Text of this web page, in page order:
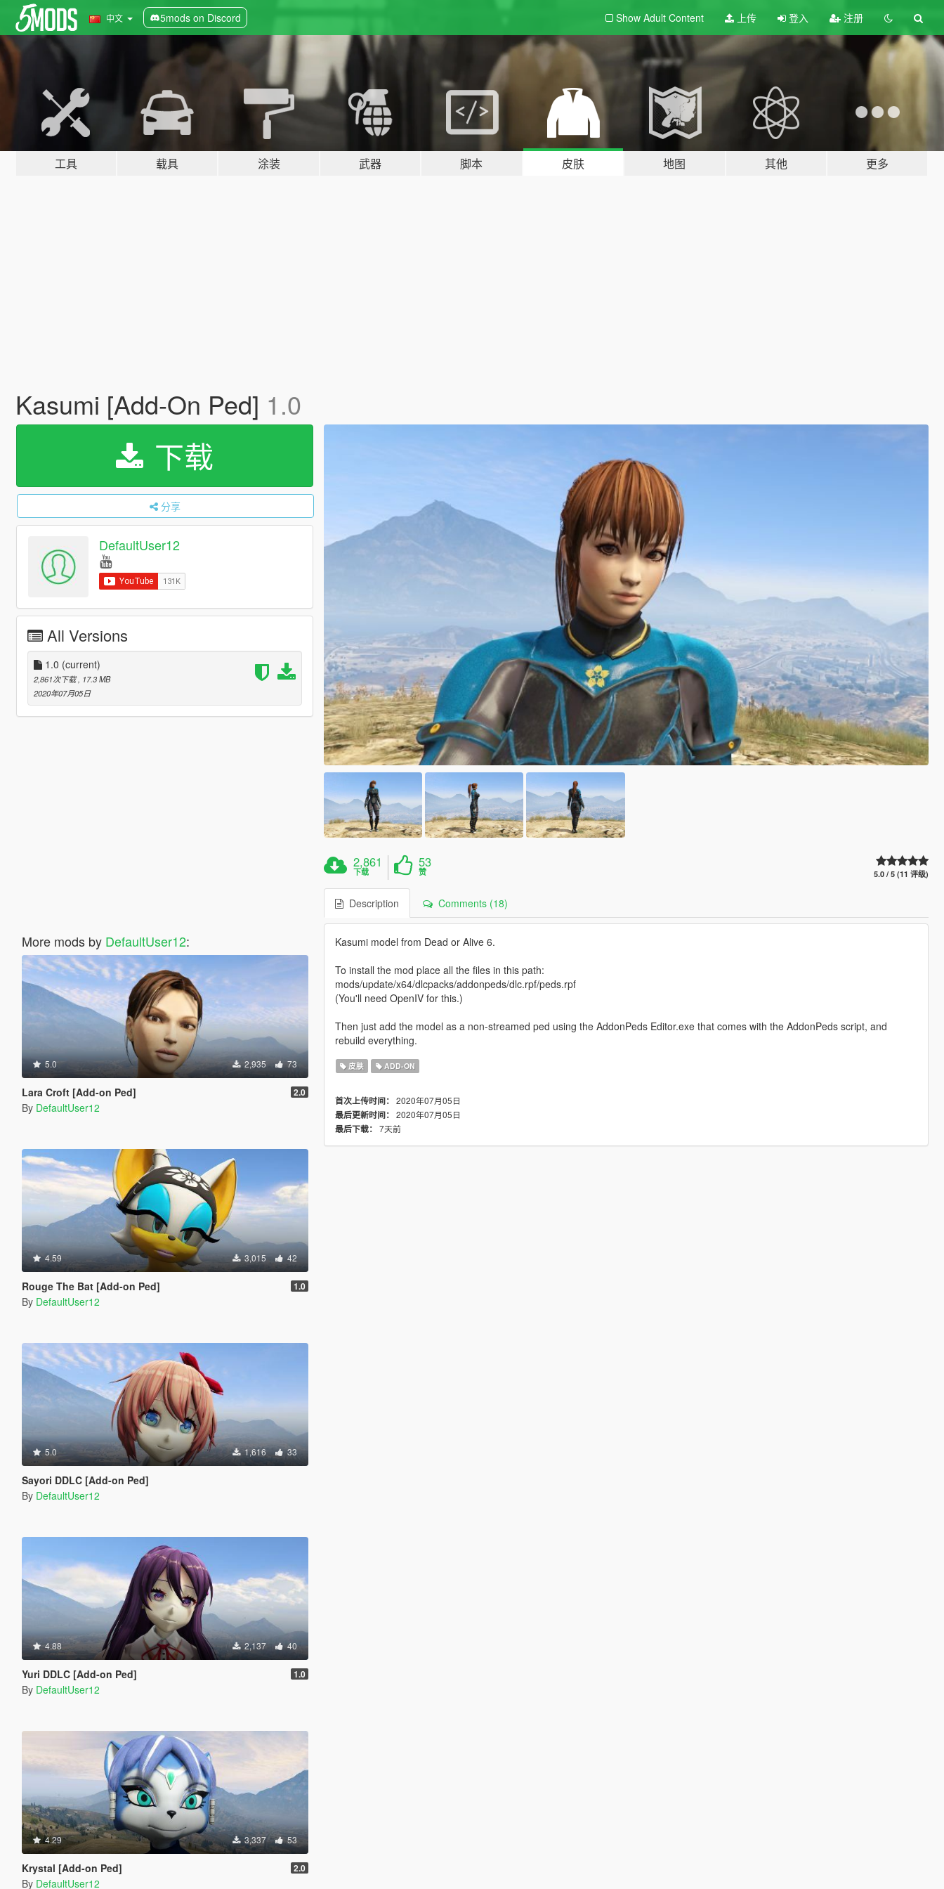
中文 5mods on Discord Show Adult Content 上传 登入 注册
工具 载具 涂装 武器 脚本 皮肤 地图 其他 更多
Kasumi [Add-On Ped] 1.0
下载
分享
DefaultUser12
All Versions
1.0 (current)
2,861次下载 , 17.3 MB
2020年07月05日
More mods by DefaultUser12:
5.0 2,935 73
Lara Croft [Add-on Ped] 2.0
By DefaultUser12
4.59 3,015 42
Rouge The Bat [Add-on Ped] 1.0
By DefaultUser12
5.0 1,616 33
Sayori DDLC [Add-on Ped]
By DefaultUser12
4.88 2,137 40
Yuri DDLC [Add-on Ped] 1.0
By DefaultUser12
4.29 3,337 53
Krystal [Add-on Ped] 2.0
By DefaultUser12
2,861
下载
53
赞 5.0 / 5 (11 评级)
Description Comments (18)
Kasumi model from Dead or Alive 6.
To install the mod place all the files in this path:
mods/update/x64/dlcpacks/addonpeds/dlc.rpf/peds.rpf
(You'll need OpenIV for this.)
Then just add the model as a non-streamed ped using the AddonPeds Editor.exe that comes with the AddonPeds script, and
rebuild everything.
皮肤 ADD-ON
首次上传时间： 2020年07月05日
最后更新时间： 2020年07月05日
最后下载： 7天前